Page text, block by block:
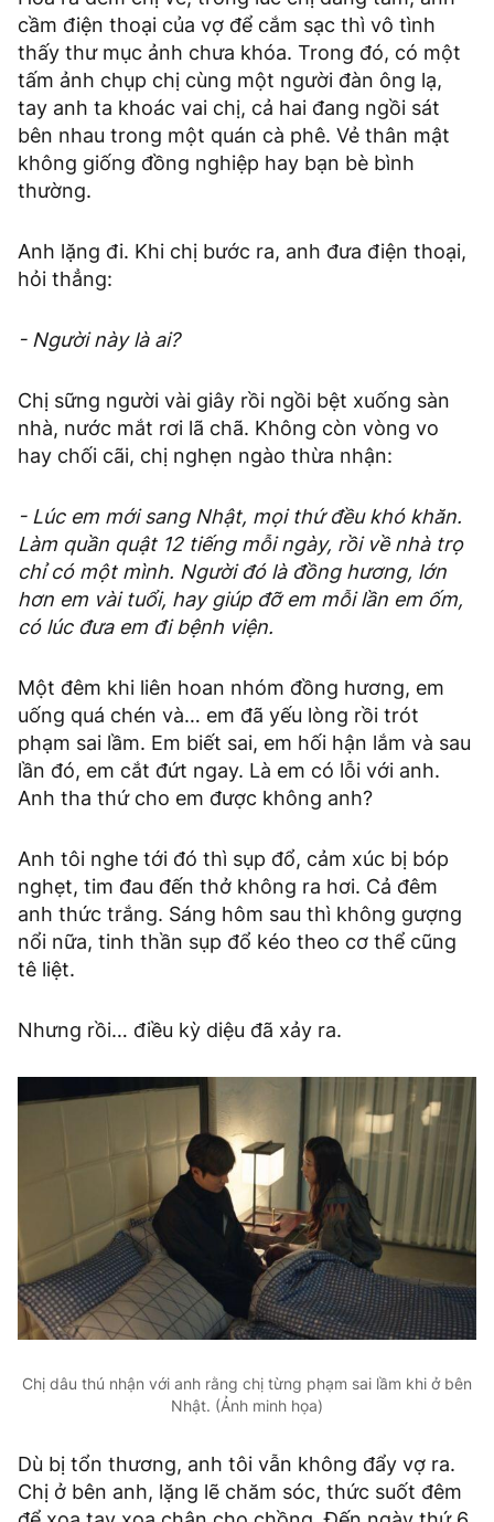
cầm điện thoại của vợ để cắm sạc thì vô tình
thấy thư mục ảnh chưa khóa. Trong đó, có một
tấm ảnh chụp chị cùng một người đàn ông lạ,
tay anh ta khoác vai chị, cả hai đang ngồi sát
bên nhau trong một quán cà phê. Vẻ thân mật
không giống đồng nghiệp hay bạn bè bình
thường.
Anh lặng đi. Khi chị bước ra, anh đưa điện thoại,
hỏi thẳng:
- Người này là ai?
Chị sững người vài giây rồi ngồi bệt xuống sàn
nhà, nước mắt rơi lã chã. Không còn vòng vo
hay chối cãi, chị nghẹn ngào thừa nhận:
- Lúc em mới sang Nhật, mọi thứ đều khó khăn.
Làm quần quật 12 tiếng mỗi ngày, rồi về nhà trọ
chỉ có một mình. Người đó là đồng hương, lớn
hơn em vài tuổi, hay giúp đỡ em mỗi lần em ốm,
có lúc đưa em đi bệnh viện.
Một đêm khi liên hoan nhóm đồng hương, em
uống quá chén và… em đã yếu lòng rồi trót
phạm sai lầm. Em biết sai, em hối hận lắm và sau
lần đó, em cắt đứt ngay. Là em có lỗi với anh.
Anh tha thứ cho em được không anh?
Anh tôi nghe tới đó thì sụp đổ, cảm xúc bị bóp
nghẹt, tim đau đến thở không ra hơi. Cả đêm
anh thức trắng. Sáng hôm sau thì không gượng
nổi nữa, tinh thần sụp đổ kéo theo cơ thể cũng
tê liệt.
Nhưng rồi… điều kỳ diệu đã xảy ra.
Chị dâu thú nhận với anh rằng chị từng phạm sai lầm khi ở bên
Nhật. (Ảnh minh họa)
Dù bị tổn thương, anh tôi vẫn không đẩy vợ ra.
Chị ở bên anh, lặng lẽ chăm sóc, thức suốt đêm